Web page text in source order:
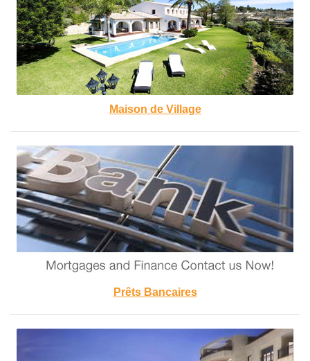
Maison de Village
Prêts Bancaires